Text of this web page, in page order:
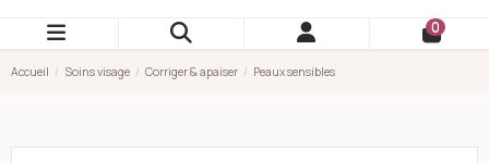
0
Accueil Soins visage Corriger & apaiser Peaux sensibles